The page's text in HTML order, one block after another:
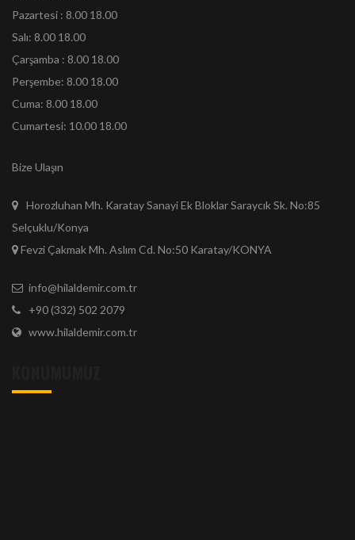
Pazartesi : 8.00 18.00
Salı: 8.00 18.00
Çarşamba : 8.00 18.00
Perşembe: 8.00 18.00
Cuma: 8.00 18.00
Cumartesi: 10.00 18.00
Bize Ulaşın
Horozluhan Mh. Karatay Sanayi Ek Bloklar Saraycık Sk. No:85
Selçuklu/Konya
Fevzi Çakmak Mh. Aslım Cd. No:50 Karatay/KONYA
info@hilaldemir.com.tr
+90 (332) 502 2079
www.hilaldemir.com.tr